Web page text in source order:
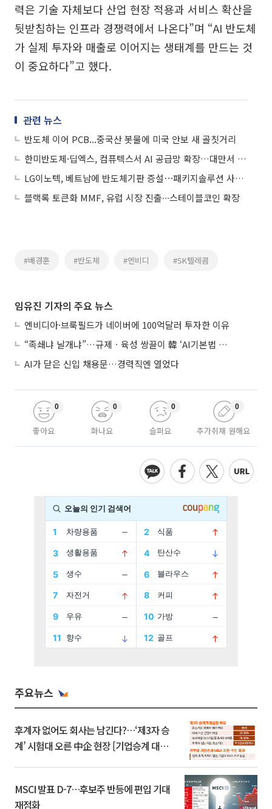
력은 기술 자체보다 산업 현장 적용과 서비스 확산을
뒷받침하는 인프라 경쟁력에서 나온다”며 “AI 반도체
가 실제 투자와 매출로 이어지는 생태계를 만드는 것
이 중요하다”고 했다.
관련 뉴스
반도체 이어 PCB...중국산 봇물에 미국 안보 새 골칫거리
한미반도체·딥엑스, 컴퓨텍스서 AI 공급망 확장…대만서 빛난 韓기업
LG이노텍, 베트남에 반도체기판 증설⋯패키지솔루션 사업 3조 육성 드라이브
블랙록 토큰화 MMF, 유럽 시장 진출∙∙∙스테이블코인 확장
#배경훈 #반도체 #엔비디 #SK텔레콤
임유진 기자의 주요 뉴스
엔비디아·브룩필드가 네이버에 100억달러 투자한 이유
“족쇄냐 날개냐”…규제ㆍ육성 쌍끌이 韓 ‘AI기본법 개정안’ 오늘 시행
AI가 닫은 신입 채용문…경력직엔 열었다
좋아요
0
화나요
0
슬퍼요
0
추가취재 원해요
0
주요뉴스
후계자 없어도 회사는 남긴다?…‘제3자 승
계’ 시험대 오른 中企 현장 [기업승계 대전
MSCI 발표 D-7…후보주 반등에 편입 기대
재점화